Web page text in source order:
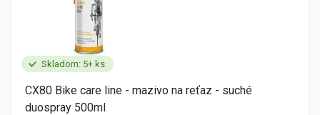
Skladom: 5+ ks
CX80 Bike care line - mazivo na reťaz - suché
duospray 500ml